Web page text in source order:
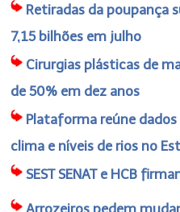
Retiradas da poupança
7,15 bilhões em julho
Cirurgias plásticas de
de 50% em dez anos
Plataforma reúne
clima e níveis de rios no
SEST SENAT e HCB
Arrozeiros pedem